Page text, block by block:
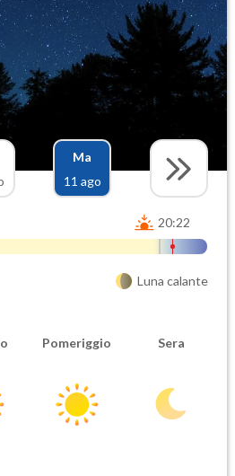
Ma
11 ago
20:22
Luna calante
Pomeriggio Sera